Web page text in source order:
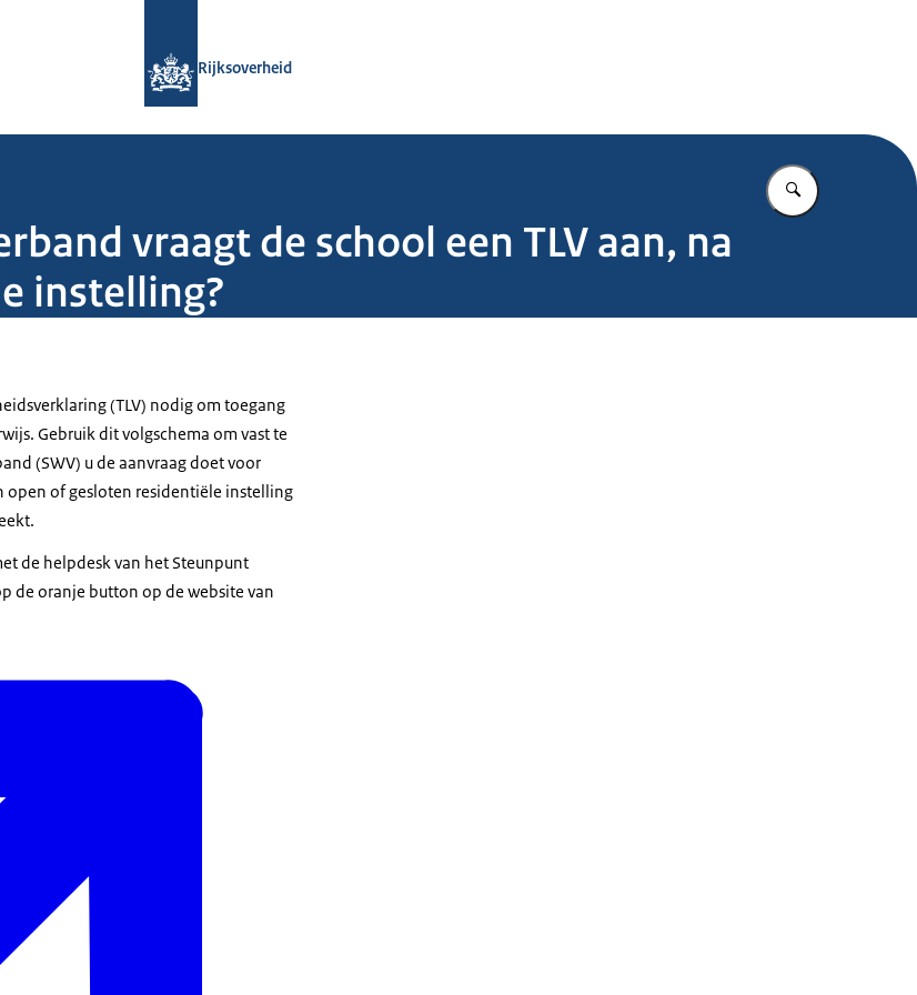
Rijksoverheid
Vul in wat u
vraagt de school een TLV aan, na
instelling?
(TLV) nodig om toegang
Gebruik dit volgschema om vast te
(SWV) u de aanvraag doet voor
open of gesloten residentiële instelling
de helpdesk van het Steunpunt
de oranje button op de website van